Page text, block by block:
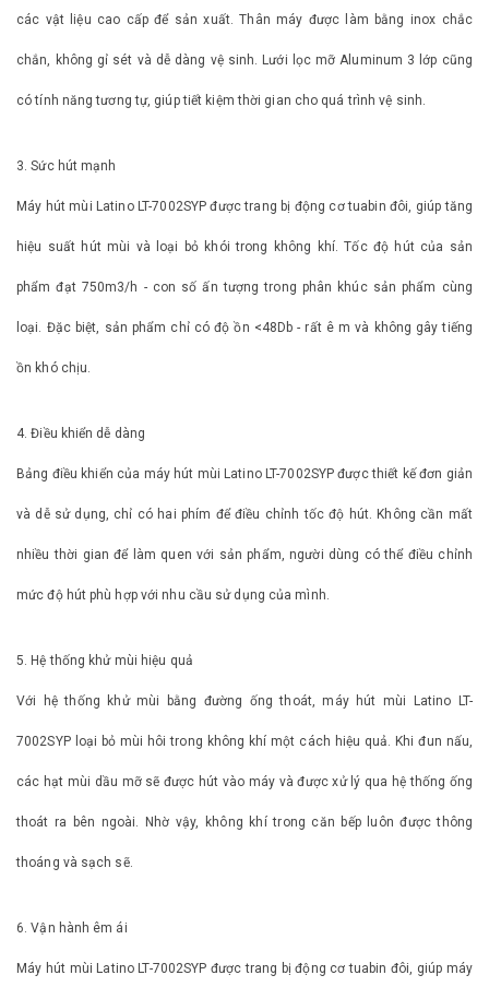
các vật liệu cao cấp để sản xuất. Thân máy được làm bằng inox chắc
chắn, không gỉ sét và dễ dàng vệ sinh. Lưới lọc mỡ Aluminum 3 lớp cũng
có tính năng tương tự, giúp tiết kiệm thời gian cho quá trình vệ sinh.
3. Sức hút mạnh
Máy hút mùi Latino LT-7002SYP được trang bị động cơ tuabin đôi, giúp tăng
hiệu suất hút mùi và loại bỏ khói trong không khí. Tốc độ hút của sản
phẩm đạt 750m3/h - con số ấn tượng trong phân khúc sản phẩm cùng
loại. Đặc biệt, sản phẩm chỉ có độ ồn <48Db - rất ê m và không gây tiếng
ồn khó chịu.
4. Điều khiển dễ dàng
Bảng điều khiển của máy hút mùi Latino LT-7002SYP được thiết kế đơn giản
và dễ sử dụng, chỉ có hai phím để điều chỉnh tốc độ hút. Không cần mất
nhiều thời gian để làm quen với sản phẩm, người dùng có thể điều chỉnh
mức độ hút phù hợp với nhu cầu sử dụng của mình.
5. Hệ thống khử mùi hiệu quả
Với hệ thống khử mùi bằng đường ống thoát, máy hút mùi Latino LT-
7002SYP loại bỏ mùi hôi trong không khí một cách hiệu quả. Khi đun nấu,
các hạt mùi dầu mỡ sẽ được hút vào máy và được xử lý qua hệ thống ống
thoát ra bên ngoài. Nhờ vậy, không khí trong căn bếp luôn được thông
thoáng và sạch sẽ.
6. Vận hành êm ái
Máy hút mùi Latino LT-7002SYP được trang bị động cơ tuabin đôi, giúp máy